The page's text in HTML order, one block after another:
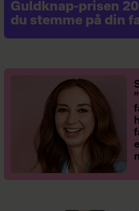
Guldknap-prisen
du stemme på din